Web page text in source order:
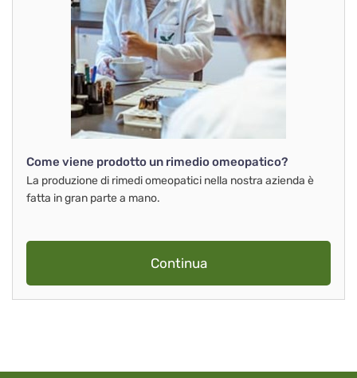
Come viene prodotto un rimedio omeopatico?
La produzione di rimedi omeopatici nella nostra azienda è
fatta in gran parte a mano.
Continua